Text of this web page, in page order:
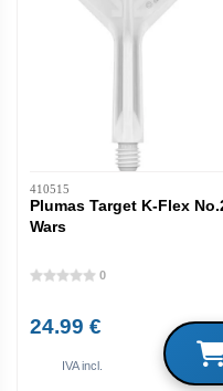
410515
Plumas Target K-Flex
Wars
0
24.99 €
IVA incl.